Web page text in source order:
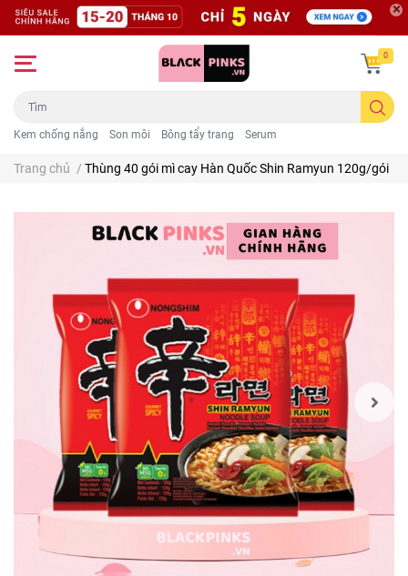
Kem chống nắng Son môi Bông tẩy trang Serum
0
Trang chủ / Thùng 40 gói mì cay Hàn Quốc Shin Ramyun 120g/gói